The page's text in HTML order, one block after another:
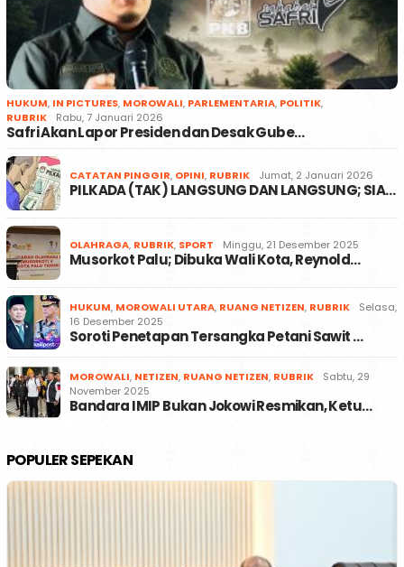
HUKUM, IN PICTURES, MOROWALI, PARLEMENTARIA, POLITIK,
RUBRIK
Rabu, 7 Januari 2026
Safri Akan Lapor Presiden dan Desak Gube…
CATATAN PINGGIR, OPINI, RUBRIK Jumat, 2 Januari 2026
PILKADA (TAK) LANGSUNG DAN LANGSUNG; SIA…
OLAHRAGA, RUBRIK, SPORT Minggu, 21 Desember 2025
Musorkot Palu; Dibuka Wali Kota, Reynold…
HUKUM, MOROWALI UTARA, RUANG NETIZEN, RUBRIK
Selasa,
16 Desember 2025
Soroti Penetapan Tersangka Petani Sawit …
MOROWALI, NETIZEN, RUANG NETIZEN, RUBRIK
Sabtu, 29
November 2025
Bandara IMIP Bukan Jokowi Resmikan, Ketu…
POPULER SEPEKAN